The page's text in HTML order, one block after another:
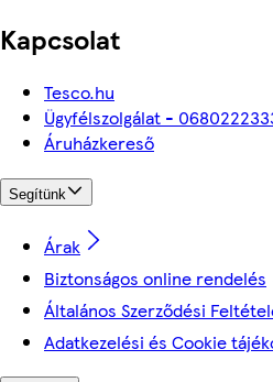
Kapcsolat
Tesco.hu
Ügyfélszolgálat -
Áruházkereső
Segítünk
Árak
Biztonságos online rendelés
Általános Szerződési
Adatkezelési és Cookie